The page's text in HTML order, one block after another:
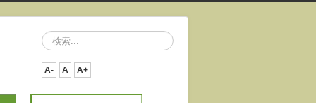
検
索...
A- A A+